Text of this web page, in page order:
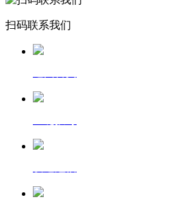
扫码联系我们